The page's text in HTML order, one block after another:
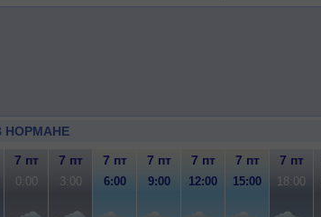
НОРМАНЕ
7 пт 7 пт 7 пт 7 пт 7 пт 7 пт 7 пт
0:00 3:00 6:00 9:00 12:00 15:00 18:00